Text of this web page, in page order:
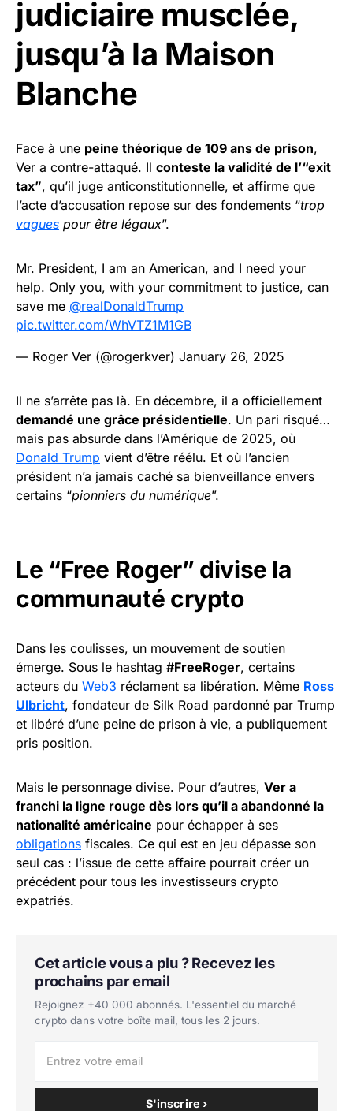
judiciaire musclée,
jusqu’à la Maison
Blanche
Face à une peine théorique de 109 ans de prison,
Ver a contre-attaqué. Il conteste la validité de l’“exit
tax”, qu’il juge anticonstitutionnelle, et affirme que
l’acte d’accusation repose sur des fondements “trop
vagues pour être légaux”.
Mr. President, I am an American, and I need your
help. Only you, with your commitment to justice, can
save me @realDonaldTrump
pic.twitter.com/WhVTZ1M1GB
— Roger Ver (@rogerkver) January 26, 2025
Il ne s’arrête pas là. En décembre, il a officiellement
demandé une grâce présidentielle. Un pari risqué…
mais pas absurde dans l’Amérique de 2025, où
Donald Trump vient d’être réélu. Et où l’ancien
président n’a jamais caché sa bienveillance envers
certains “pionniers du numérique”.
Le “Free Roger” divise la
communauté crypto
Dans les coulisses, un mouvement de soutien
émerge. Sous le hashtag #FreeRoger, certains
acteurs du Web3 réclament sa libération. Même Ross
Ulbricht, fondateur de Silk Road pardonné par Trump
et libéré d’une peine de prison à vie, a publiquement
pris position.
Mais le personnage divise. Pour d’autres, Ver a
franchi la ligne rouge dès lors qu’il a abandonné la
nationalité américaine pour échapper à ses
obligations fiscales. Ce qui est en jeu dépasse son
seul cas : l’issue de cette affaire pourrait créer un
précédent pour tous les investisseurs crypto
expatriés.
Cet article vous a plu ? Recevez les
prochains par email
Rejoignez +40 000 abonnés. L'essentiel du marché
crypto dans votre boîte mail, tous les 2 jours.
S'inscrire ›